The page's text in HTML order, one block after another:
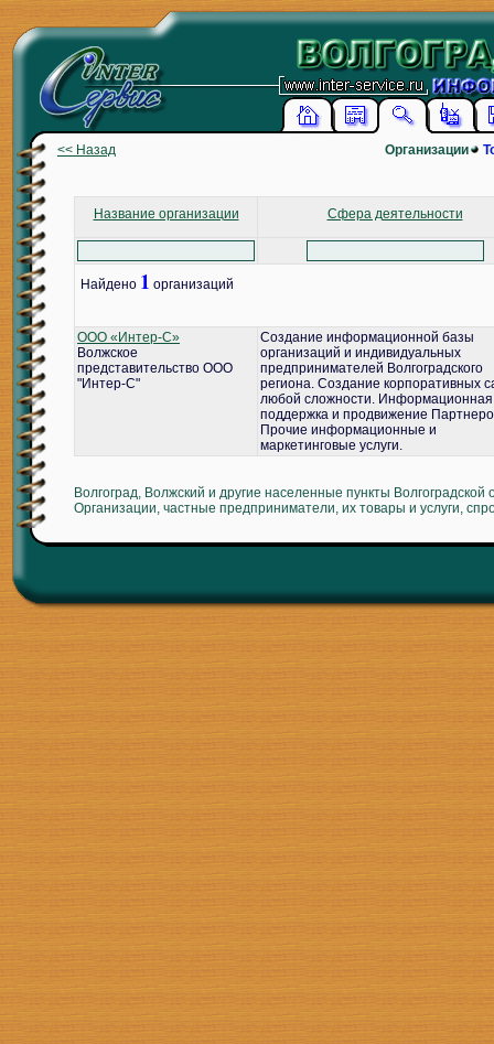
<< Назад Организации
Название организации Сфера деятельности
Найдено 1 организаций
ООО «Интер-С»
Волжское
представительство ООО
"Интер-С"
Создание информационной базы
организаций и индивидуальных
предпринимателей Волгоградского
региона. Создание корпоративных
любой сложности. Информационная
поддержка и продвижение
Прочие информационные и
маркетинговые услуги.
Волгоград, Волжский и другие населенные пункты Волгоградской
Организации, частные предприниматели, их товары и услуги,